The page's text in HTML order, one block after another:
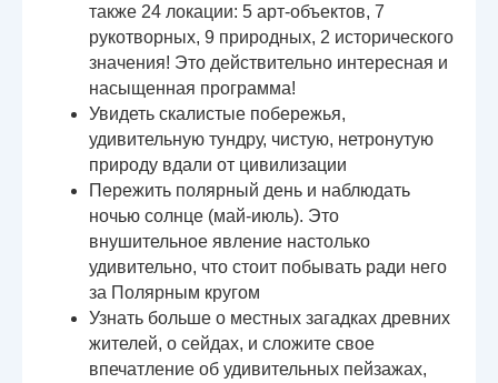
также 24 локации: 5 арт-объектов, 7
рукотворных, 9 природных, 2 исторического
значения! Это действительно интересная и
насыщенная программа!
Увидеть скалистые побережья,
удивительную тундру, чистую, нетронутую
природу вдали от цивилизации
Пережить полярный день и наблюдать
ночью солнце (май-июль). Это
внушительное явление настолько
удивительно, что стоит побывать ради него
за Полярным кругом
Узнать больше о местных загадках древних
жителей, о сейдах, и сложите свое
впечатление об удивительных пейзажах,